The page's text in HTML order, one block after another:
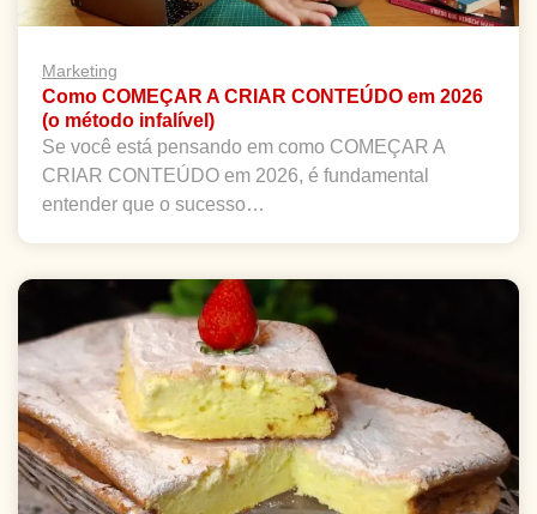
Marketing
Como COMEÇAR A CRIAR CONTEÚDO em 2026
(o método infalível)
Se você está pensando em como COMEÇAR A
CRIAR CONTEÚDO em 2026, é fundamental
entender que o sucesso…